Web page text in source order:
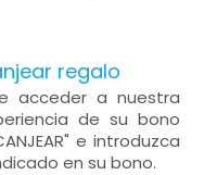
regalo
acceder a nuestra
de su bono
e introduzca
en su bono.